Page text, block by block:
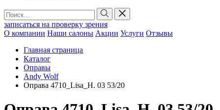
записаться на проверку зрения
О компании Наши салоны Акции Услуги Отзывы
Главная страница
Каталог
Оправы
Andy Wolf
Оправа 4710_Lisa_H. 03 53/20